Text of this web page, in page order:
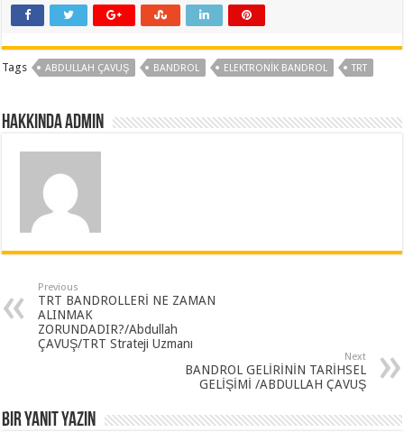
Tags ABDULLAH ÇAVUŞ BANDROL ELEKTRONİK BANDROL TRT
Hakkında admin
Previous
TRT BANDROLLERİ NE ZAMAN
ALINMAK
ZORUNDADIR?/Abdullah
ÇAVUŞ/TRT Strateji Uzmanı
Next
BANDROL GELİRİNİN TARİHSEL
GELİŞİMİ /ABDULLAH ÇAVUŞ
Bir yanıt yazın